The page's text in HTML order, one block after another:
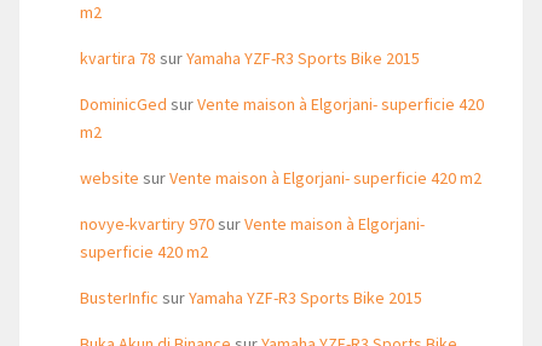
m2
kvartira 78 surYamaha YZF-R3 Sports Bike 2015
DominicGed surVente maison à Elgorjani- superficie 420
m2
website surVente maison à Elgorjani- superficie 420 m2
novye-kvartiry 970surVente maison à Elgorjani-
superficie 420 m2
BusterInfic surYamaha YZF-R3 Sports Bike 2015